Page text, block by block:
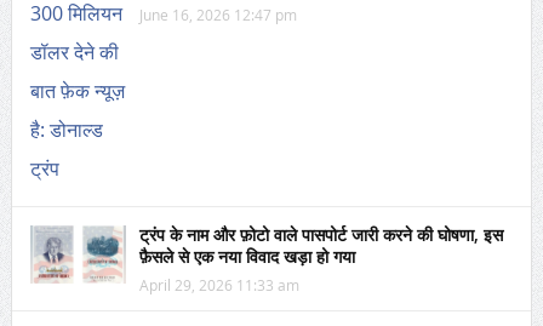
June 16, 2026 12:47 pm
ट्रंप के नाम और फ़ोटो वाले पासपोर्ट जारी करने की घोषणा, इस
फ़ैसले से एक नया विवाद खड़ा हो गया
April 29, 2026 11:33 am